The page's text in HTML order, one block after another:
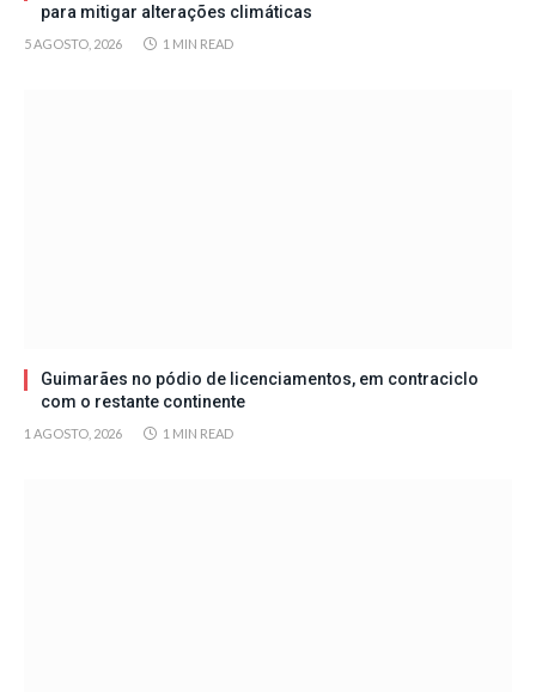
para mitigar alterações climáticas
5 AGOSTO, 2026 1 MIN READ
Guimarães no pódio de licenciamentos, em contraciclo
com o restante continente
1 AGOSTO, 2026 1 MIN READ